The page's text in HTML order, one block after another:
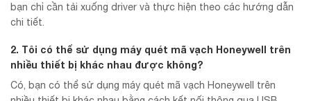
bạn chỉ cần tải xuống driver và thực hiện theo các hướng dẫn
chi tiết.
2. Tôi có thể sử dụng máy quét mã vạch Honeywell trên
nhiều thiết bị khác nhau được không?
Có, bạn có thể sử dụng máy quét mã vạch Honeywell trên